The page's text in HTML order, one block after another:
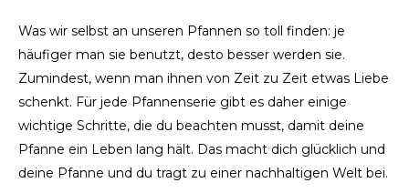
MXN
NOK
PHP
PLN
Was wir selbst an unseren Pfannen so toll finden: je
häufiger man sie benutzt, desto besser werden sie.
Zumindest, wenn man ihnen von Zeit zu Zeit etwas Liebe
schenkt. Für jede Pfannenserie gibt es daher einige
wichtige Schritte, die du beachten musst, damit deine
Pfanne ein Leben lang hält. Das macht dich glücklich und
deine Pfanne und du tragt zu einer nachhaltigen Welt bei.